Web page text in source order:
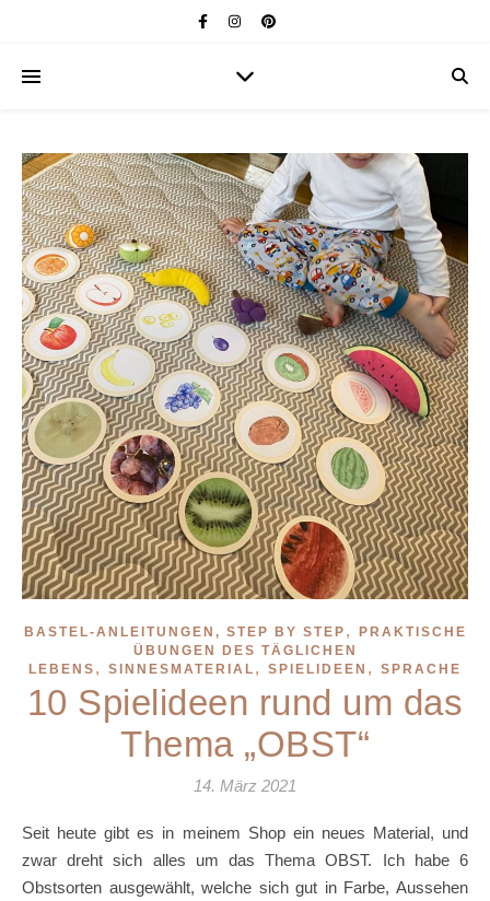
BASTEL-ANLEITUNGEN, STEP BY STEP ,
PRAKTISCHE
ÜBUNGEN DES TÄGLICHEN
LEBENS , SINNESMATERIAL , SPIELIDEEN , SPRACHE
10 Spielideen rund um das
Thema „OBST“
14. März 2021
Seit heute gibt es in meinem Shop ein neues Material, und
zwar dreht sich alles um das Thema OBST. Ich habe 6
Obstsorten ausgewählt, welche sich gut in Farbe, Aussehen